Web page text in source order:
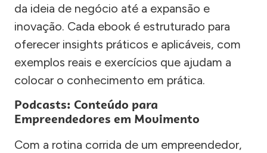
da ideia de negócio até a expansão e
inovação. Cada ebook é estruturado para
oferecer insights práticos e aplicáveis, com
exemplos reais e exercícios que ajudam a
colocar o conhecimento em prática.
Podcasts: Conteúdo para
Empreendedores em Movimento
Com a rotina corrida de um empreendedor,